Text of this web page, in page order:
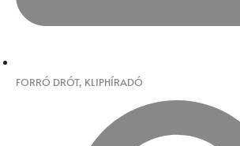
FORRÓ DRÓT, KLIPHÍRADÓ